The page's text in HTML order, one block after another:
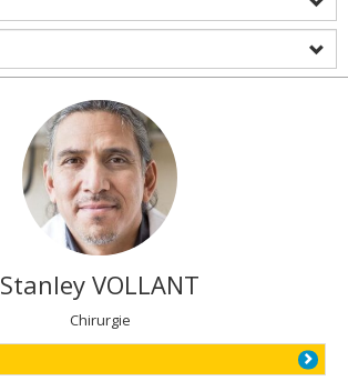
Stanley VOLLANT
Chirurgie